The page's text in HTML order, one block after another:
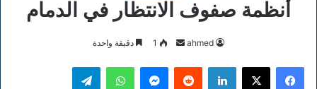
أنظمة صفوف الانتظار في الدمام
ahmed
أرسل
إلكترونيا
1 دقيقة واحدة
فيسبوك ‫X لينكدإن ماسنجر واتساب تيلقرام